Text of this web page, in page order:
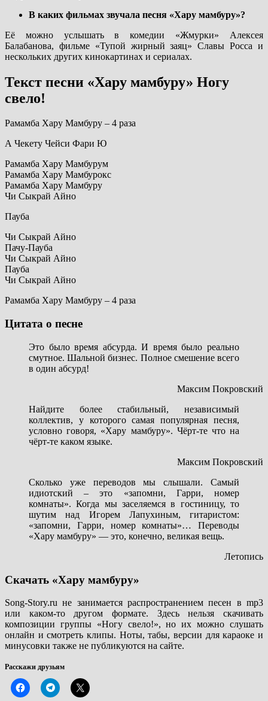
В каких фильмах звучала песня «Хару мамбуру»?
Её можно услышать в комедии «Жмурки» Алексея
Балабанова, фильме «Тупой жирный заяц» Славы Росса и
нескольких других кинокартинах и сериалах.
Текст песни «Хару мамбуру» Ногу
свело!
Рамамба Хару Мамбуру – 4 раза
А Чекету Чейси Фари Ю
Рамамба Хару Мамбурум
Рамамба Хару Мамбурокс
Рамамба Хару Мамбуру
Чи Сыкрай Айно
Пауба
Чи Сыкрай Айно
Пачу-Пауба
Чи Сыкрай Айно
Пауба
Чи Сыкрай Айно
Рамамба Хару Мамбуру – 4 раза
Цитата о песне
Это было время абсурда. И время было реально
смутное. Шальной бизнес. Полное смешение всего
в один абсурд!
Максим Покровский
Найдите более стабильный, независимый
коллектив, у которого самая популярная песня,
условно говоря, «Хару мамбуру». Чёрт-те что на
чёрт-те каком языке.
Максим Покровский
Сколько уже переводов мы слышали. Самый
идиотский – это «запомни, Гарри, номер
комнаты». Когда мы заселяемся в гостиницу, то
шутим над Игорем Лапухиным, гитаристом:
«запомни, Гарри, номер комнаты»… Переводы
«Хару мамбуру» — это, конечно, великая вещь.
Летопись
Скачать «Хару мамбуру»
Song-Story.ru не занимается распространением песен в mp3
или каком-то другом формате. Здесь нельзя скачивать
композиции группы «Ногу свело!», но их можно слушать
онлайн и смотреть клипы. Ноты, табы, версии для караоке и
минусовки также не публикуются на сайте.
Расскажи друзьям